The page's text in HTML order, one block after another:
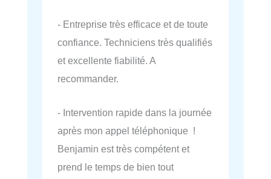
- Entreprise très efficace et de toute
confiance. Techniciens très qualifiés
et excellente fiabilité. A
recommander.
- Intervention rapide dans la journée
après mon appel téléphonique !
Benjamin est très compétent et
prend le temps de bien tout